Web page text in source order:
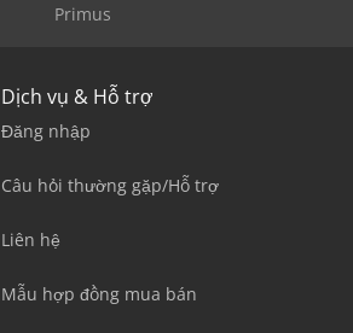
Primus
Dịch vụ & Hỗ trợ
Đăng nhập
Câu hỏi thường gặp/Hỗ trợ
Liên hệ
Mẫu hợp đồng mua bán